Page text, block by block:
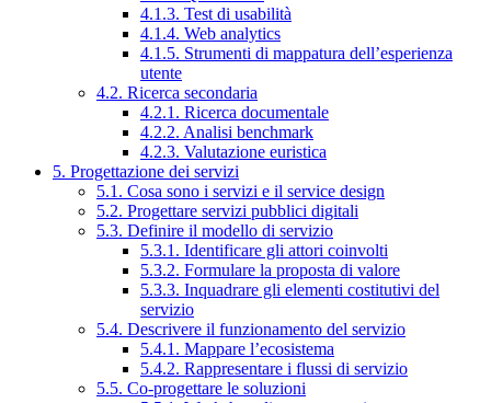
4.1.3. Test di usabilità
4.1.4. Web analytics
4.1.5. Strumenti di mappatura dell’esperienza
utente
4.2. Ricerca secondaria
4.2.1. Ricerca documentale
4.2.2. Analisi benchmark
4.2.3. Valutazione euristica
5. Progettazione dei servizi
5.1. Cosa sono i servizi e il service design
5.2. Progettare servizi pubblici digitali
5.3. Definire il modello di servizio
5.3.1. Identificare gli attori coinvolti
5.3.2. Formulare la proposta di valore
5.3.3. Inquadrare gli elementi costitutivi del
servizio
5.4. Descrivere il funzionamento del servizio
5.4.1. Mappare l’ecosistema
5.4.2. Rappresentare i flussi di servizio
5.5. Co-progettare le soluzioni